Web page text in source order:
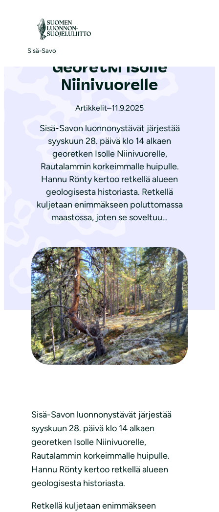
Sisä-Savo
Etusivu|Ajankohtaista
Georetki Isolle
Niinivuorelle
Artikkelit–11.9.2025
Sisä-Savon luonnonystävät järjestää
syyskuun 28. päivä klo 14 alkaen
georetken Isolle Niinivuorelle,
Rautalammin korkeimmalle huipulle.
Hannu Rönty kertoo retkellä alueen
geologisesta historiasta. Retkellä
kuljetaan enimmäkseen poluttomassa
maastossa, joten se soveltuu…
Sisä-Savon luonnonystävät järjestää
syyskuun 28. päivä klo 14 alkaen
georetken Isolle Niinivuorelle,
Rautalammin korkeimmalle huipulle.
Hannu Rönty kertoo retkellä alueen
geologisesta historiasta.
Retkellä kuljetaan enimmäkseen